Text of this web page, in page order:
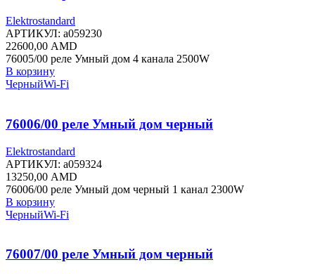
Elektrostandard
АРТИКУЛ: a059230
22600,00 AMD
76005/00 реле Умный дом 4 канала 2500W
В корзину
ЧерныйWi-Fi
76006/00 реле Умный дом черный
Elektrostandard
АРТИКУЛ: a059324
13250,00 AMD
76006/00 реле Умный дом черный 1 канал 2300W
В корзину
ЧерныйWi-Fi
76007/00 реле Умный дом черный